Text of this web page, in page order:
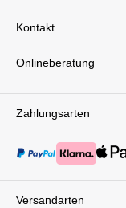
Zahlungsarten
Versandarten
Kontakt
Onlineberatung